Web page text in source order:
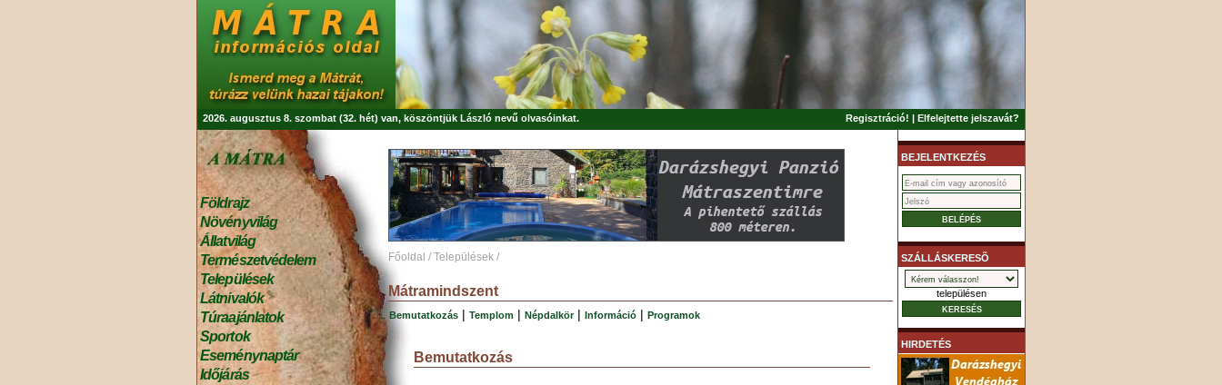
2026. augusztus 8. szombat (32. hét) van, köszöntjük László nevű olvasóinkat. Regisztráció! | Elfelejtette jelszavát?
Földrajz
Növényvilág
Állatvilág
Természetvédelem
Települések
Látnivalók
Túraajánlatok
Sportok
Eseménynaptár
Időjárás
Főoldal / Települések /
Mátramindszent
Bemutatkozás | Templom | Népdalkör| Információ | Programok
Bemutatkozás
BEJELENTKEZÉS
SZÁLLÁSKERESÕ
településen
HIRDETÉS